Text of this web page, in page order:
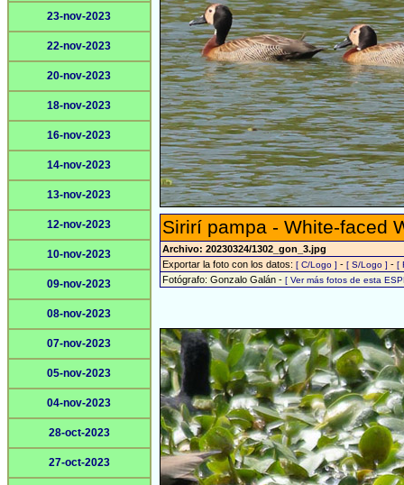
23-nov-2023
22-nov-2023
20-nov-2023
18-nov-2023
16-nov-2023
14-nov-2023
13-nov-2023
12-nov-2023
10-nov-2023
09-nov-2023
08-nov-2023
07-nov-2023
05-nov-2023
04-nov-2023
28-oct-2023
27-oct-2023
Sirirí pampa - White-faced
Archivo: 20230324/1302_gon_3.jpg
Exportar la foto con los datos: [ C/Logo ] - [ S/Logo ] - [
Fotógrafo: Gonzalo Galán - [ Ver más fotos de esta